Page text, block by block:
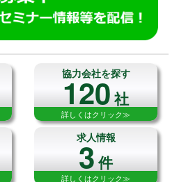
協力会社を探す
120社
詳しくはクリック≫
求人情報
3件
詳しくはクリック≫